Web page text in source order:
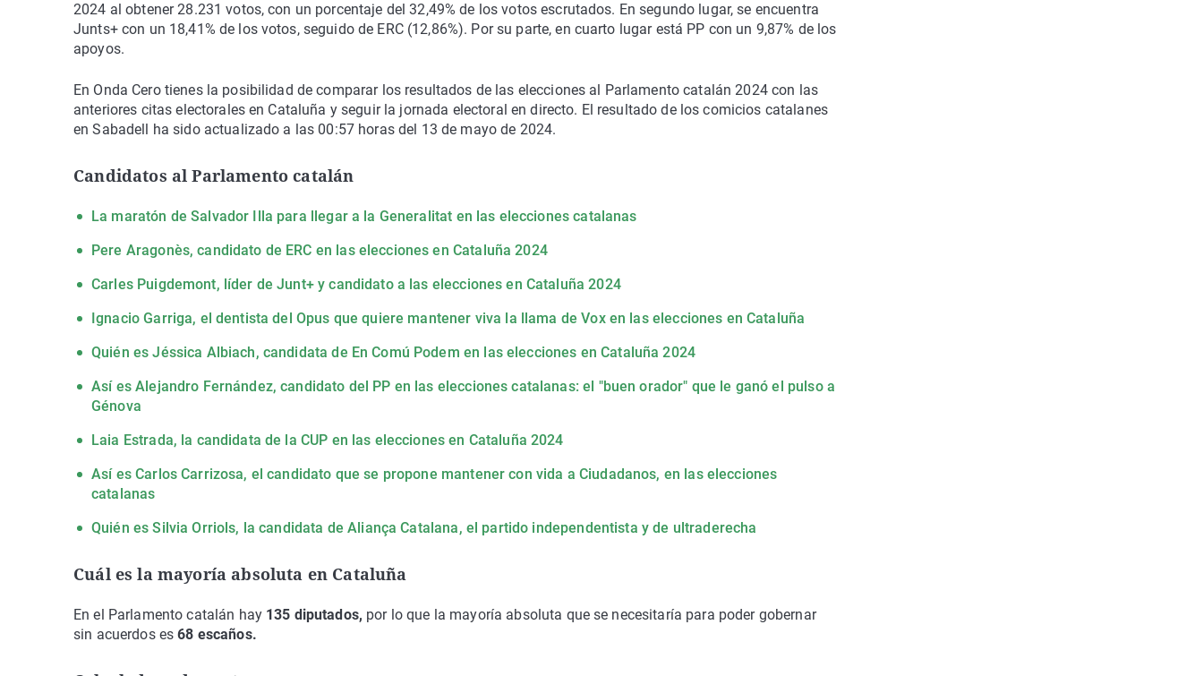
2024 al obtener 28.231 votos, con un porcentaje del 32,49% de los votos escrutados. En segundo lugar, se encuentra
Junts+ con un 18,41% de los votos, seguido de ERC (12,86%). Por su parte, en cuarto lugar está PP con un 9,87% de los
apoyos.
En Onda Cero tienes la posibilidad de comparar los resultados de las elecciones al Parlamento catalán 2024 con las
anteriores citas electorales en Cataluña y seguir la jornada electoral en directo. El resultado de los comicios catalanes
en Sabadell ha sido actualizado a las 00:57 horas del 13 de mayo de 2024.
Candidatos al Parlamento catalán
La maratón de Salvador Illa para llegar a la Generalitat en las elecciones catalanas
Pere Aragonès, candidato de ERC en las elecciones en Cataluña 2024
Carles Puigdemont, líder de Junt+ y candidato a las elecciones en Cataluña 2024
Ignacio Garriga, el dentista del Opus que quiere mantener viva la llama de Vox en las elecciones en Cataluña
Quién es Jéssica Albiach, candidata de En Comú Podem en las elecciones en Cataluña 2024
Así es Alejandro Fernández, candidato del PP en las elecciones catalanas: el "buen orador" que le ganó el pulso a
Génova
Laia Estrada, la candidata de la CUP en las elecciones en Cataluña 2024
Así es Carlos Carrizosa, el candidato que se propone mantener con vida a Ciudadanos, en las elecciones
catalanas
Quién es Silvia Orriols, la candidata de Aliança Catalana, el partido independentista y de ultraderecha
Cuál es la mayoría absoluta en Cataluña
En el Parlamento catalán hay 135 diputados, por lo que la mayoría absoluta que se necesitaría para poder gobernar
sin acuerdos es68 escaños.